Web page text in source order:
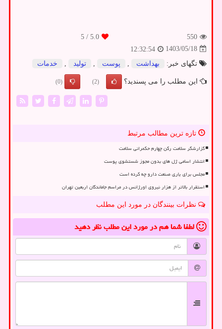
550
5.0
/ 5
1403/05/18
12:32:54
تگهای خبر:
بهداشت پوست تولید خدمات
این مطلب را می پسندید؟ (2)
(0)
تازه ترین مطالب مرتبط
گزارشگر سلامت رکن چهارم حکمرانی سلامت
انتشار اسامی ژل های بدون مجوز شستشوی پوست
مجلس برای یاری صنعت دارو چه کرده است
استقرار بالاتر از هزار نیروی اورژانس در مراسم جاماندگان اربعین تهران
نظرات بینندگان در مورد این مطلب
لطفا شما همدر مورد این مطلبنظر دهید